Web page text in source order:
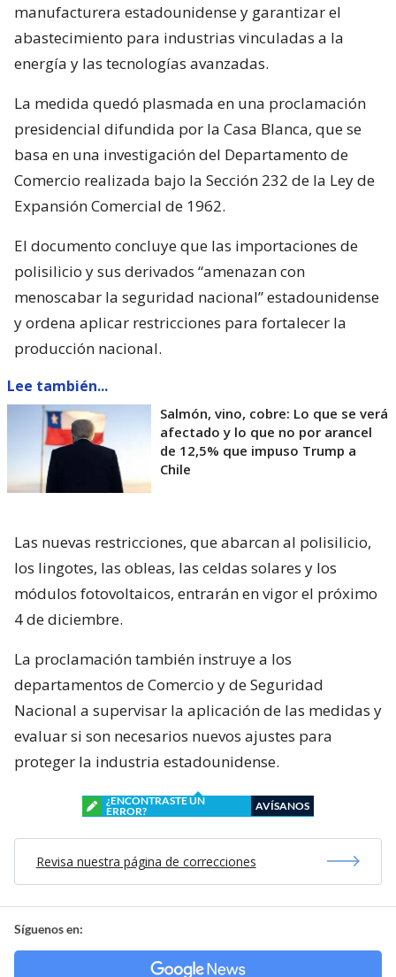
manufacturera estadounidense y garantizar el
abastecimiento para industrias vinculadas a la
energía y las tecnologías avanzadas.
La medida quedó plasmada en una proclamación
presidencial difundida por la Casa Blanca, que se
basa en una investigación del Departamento de
Comercio realizada bajo la Sección 232 de la Ley de
Expansión Comercial de 1962.
El documento concluye que las importaciones de
polisilicio y sus derivados “amenazan con
menoscabar la seguridad nacional” estadounidense
y ordena aplicar restricciones para fortalecer la
producción nacional.
Lee también...
Salmón, vino, cobre: Lo que se verá
afectado y lo que no por arancel
de 12,5% que impuso Trump a
Chile
Las nuevas restricciones, que abarcan al polisilicio,
los lingotes, las obleas, las celdas solares y los
módulos fotovoltaicos, entrarán en vigor el próximo
4 de diciembre.
La proclamación también instruye a los
departamentos de Comercio y de Seguridad
Nacional a supervisar la aplicación de las medidas y
evaluar si son necesarios nuevos ajustes para
proteger la industria estadounidense.
¿ENCONTRASTE UN
ERROR?
AVÍSANOS
Revisa nuestra página de correcciones
Síguenos en: